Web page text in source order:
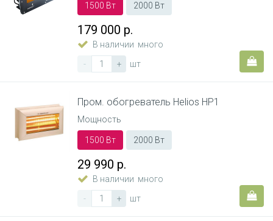
1500 Вт 2000 Вт
179 000 р.
В наличии много
-
+ шт
Пром. обогреватель Helios HP1
Мощность
1500 Вт 2000 Вт
29 990 р.
В наличии много
-
+ шт